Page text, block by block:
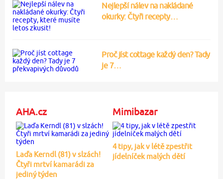
Nejlepší nálev na nakládané
okurky: Čtyři recepty…
Proč jíst cottage každý den? Tady
je 7…
AHA.cz
Laďa Kerndl (81) v slzách!
Čtyři mrtví kamarádi za
jediný týden
Mimibazar
4 tipy, jak v létě zpestřit
jídelníček malých dětí